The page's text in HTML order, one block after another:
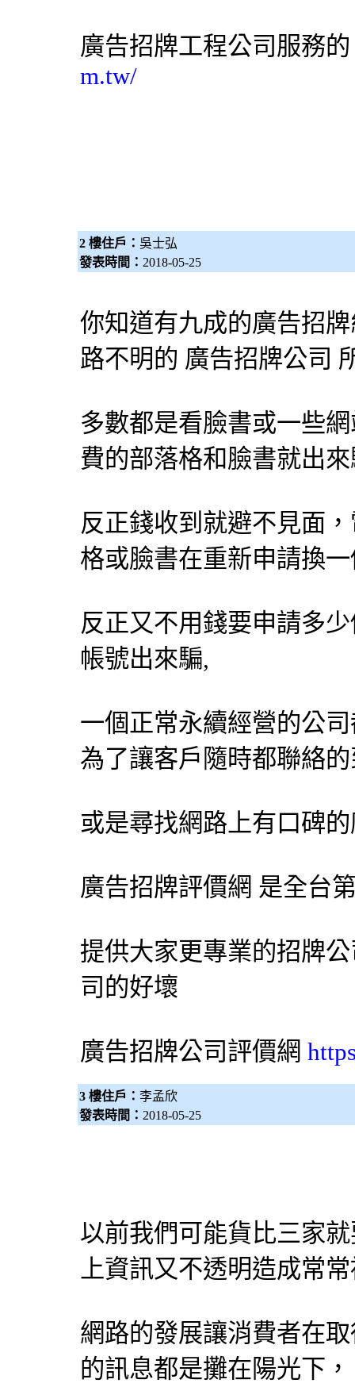
廣告招牌工程公司服務
m.tw/
2 樓住戶： 吳士弘
發表時間： 2018-05-25
你知道有九成的廣告招牌
路不明的 廣告招牌公司
多數都是看臉書或一些
費的部落格和臉書就出
反正錢收到就避不見面
格或臉書在重新申請換
反正又不用錢要申請多
帳號出來騙,
一個正常永續經營的公
為了讓客戶隨時都聯絡
或是尋找網路上有口碑
廣告招牌評價網 是全台
提供大家更專業的招牌
司的好壞
廣告招牌公司評價網
3 樓住戶： 李孟欣
發表時間： 2018-05-25
以前我們可能貨比三家
上資訊又不透明造成常
網路的發展讓消費者在
的訊息都是攤在陽光下，